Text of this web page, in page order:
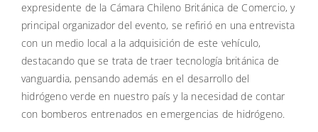
expresidente de la Cámara Chileno Británica de Comercio, y
principal organizador del evento, se refirió en una entrevista
con un medio local a la adquisición de este vehículo,
destacando que se trata de traer tecnología británica de
vanguardia, pensando además en el desarrollo del
hidrógeno verde en nuestro país y la necesidad de contar
con bomberos entrenados en emergencias de hidrógeno.